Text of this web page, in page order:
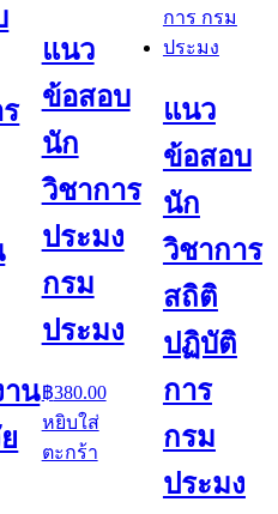
าน
แนว
ข้อสอบ
นัก
วิชาการ
ประมง
กรม
ประมง
฿380.00
หยิบใส่
ตะกร้า
แนว
ข้อสอบ
นัก
วิชาการ
สถิติ
ปฏิบัติ
การ
กรม
ประมง